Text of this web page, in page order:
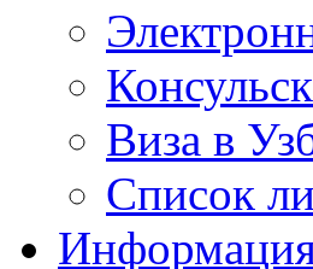
Виза в
Список